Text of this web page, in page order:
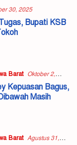
30, 2025
Bupati KSB
Barat
Oktober 2,
Kepuasan Bagus,
Masih
Barat
Agustus 31,